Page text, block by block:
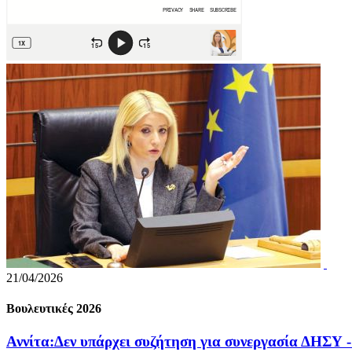
21/04/2026
Βουλευτικές 2026
Αννίτα:Δεν υπάρχει συζήτηση για συνεργασία ΔΗΣΥ